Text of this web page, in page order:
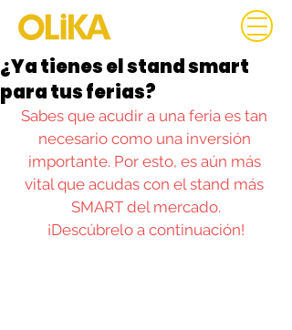
¿Ya tienes el stand smart
para tus ferias?
Sabes que acudir a una feria es tan
necesario como una inversión
importante. Por esto, es aún más
vital que acudas con el stand más
SMART del mercado.
¡Descúbrelo a continuación!